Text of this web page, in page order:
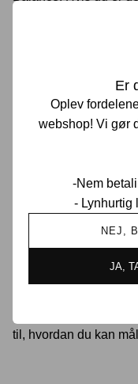
Er
Oplev
webshop! Vi gør
-Nem
- Lynhurtig
NEJ,
JA,
anbefaler altid, at du
New
Hvis du sidder og er i
og sammenligne
til, hvordan du kan